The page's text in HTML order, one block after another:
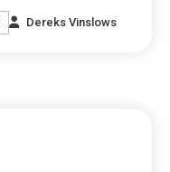
Dereks Vinslows